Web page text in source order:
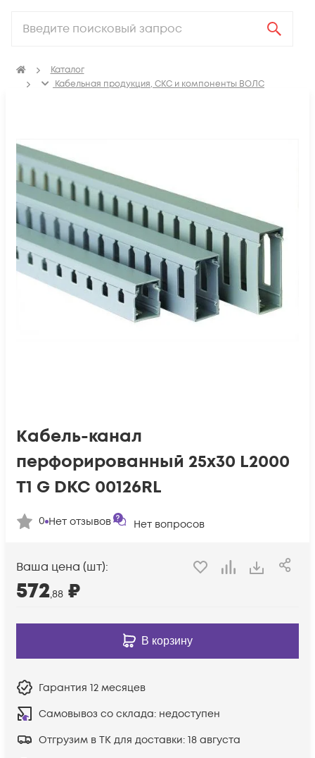
Каталог
Кабельная продукция, СКС и компоненты ВОЛС
Кабель-канал
перфорированный 25х30 L2000
T1 G DKC 00126RL
0 Нет отзывов Нет вопросов
Ваша цена (шт):
572,88 ₽
В корзину
Гарантия 12 месяцев
Самовывоз со склада: недоступен
Отгрузим в ТК для доставки: 18 августа